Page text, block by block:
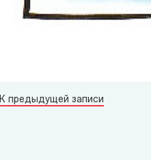
К предыдущей записи